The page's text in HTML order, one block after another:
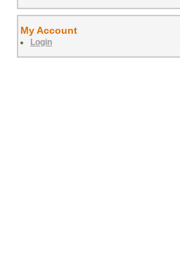
My Account
Login